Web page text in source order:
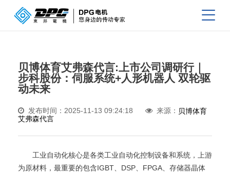
贝博体育艾弗森代言:上市公司调研行｜
步科股份：伺服系统+人形机器人 双轮驱
动未来
发布时间：2025-11-13 09:24:18 来源： 贝博体育
艾弗森代言
工业自动化核心是各类工业自动化控制设备和系统，上游
为原材料，最重要的包含IGBT、DSP、FPGA、存储器晶体